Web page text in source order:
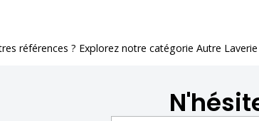
références ? Explorez notre catégorie Autre